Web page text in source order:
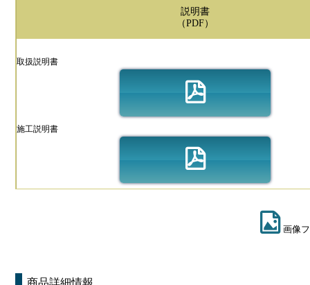
説明書
（PDF）
取扱説明書
施工説明書
画像
商品詳細情報